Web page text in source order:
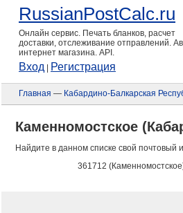
RussianPostCalc.ru
Онлайн сервис. Печать бланков, расчет
доставки, отслеживание отправлений.
интернет магазина. API.
Вход Регистрация
Главная — Кабардино-Балкарская
Каменномостское
Найдите в данном списке свой почтовый
361712